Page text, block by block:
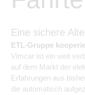
Eine sichere
ETL-Gruppe
Vimcar ist ein weit
auf dem Markt der
Erfahrungen aus
die automatisch